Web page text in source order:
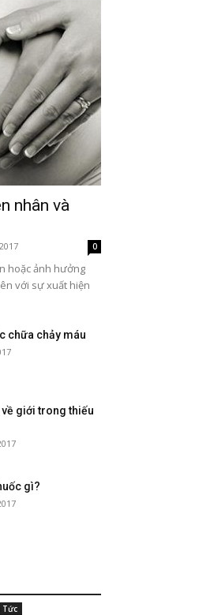
nhân và
0
hoặc ảnh hưởng
với sự xuất hiện
chữa chảy máu
giới trong thiếu
gì?
Tức